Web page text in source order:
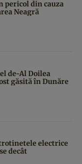
pericol din cauza
Neagră
de-Al Doilea
găsită în Dunăre
electrice
decât